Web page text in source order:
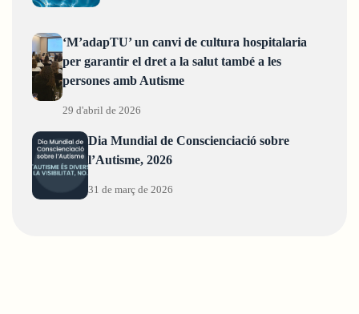
‘M’adapTU’ un canvi de cultura hospitalaria
per garantir el dret a la salut també a les
persones amb Autisme
29 d'abril de 2026
Dia Mundial de Conscienciació sobre
l’Autisme, 2026
31 de març de 2026